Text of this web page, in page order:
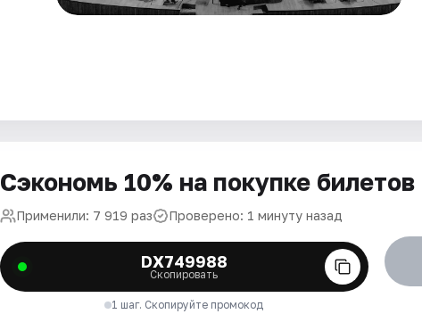
Сэкономь 10% на покупке билетов
Применили: 7 919 раз Проверено: 1 минуту назад
DX749988
Скопировать
1 шаг. Скопируйте промокод